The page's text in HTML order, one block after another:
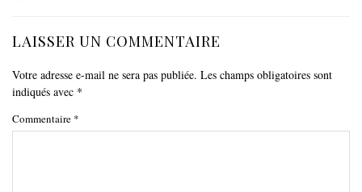
LAISSER UN COMMENTAIRE
Votre adresse e-mail ne sera pas publiée. Les champs obligatoires sont
indiqués avec *
Commentaire *